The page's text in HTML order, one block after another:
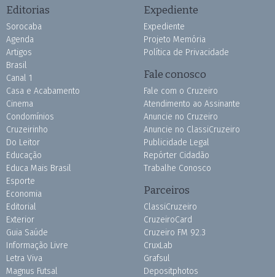
Editorias
Sorocaba
Agenda
Artigos
Brasil
Canal 1
Casa e Acabamento
Cinema
Condomínios
Cruzeirinho
Do Leitor
Educação
Educa Mais Brasil
Esporte
Economia
Editorial
Exterior
Guia Saúde
Informação Livre
Letra Viva
Magnus Futsal
Expediente
Expediente
Projeto Memória
Política de Privacidade
Fale conosco
Fale com o Cruzeiro
Atendimento ao Assinante
Anuncie no Cruzeiro
Anuncie no ClassiCruzeiro
Publicidade Legal
Repórter Cidadão
Trabalhe Conosco
Parceiros
ClassiCruzeiro
CruzeiroCard
Cruzeiro FM 92.3
CruxLab
Grafsul
Depositphotos